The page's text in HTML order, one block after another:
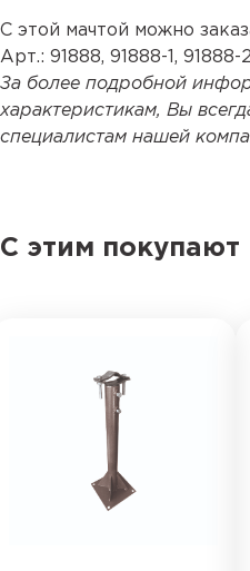
С этой мачтой можно
Арт.: 91888, 91888-1 , 91888-2
За более подробной
характеристикам, Вы
специалистам нашей
С этим покупают